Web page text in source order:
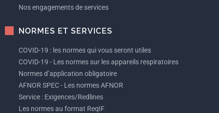
Nos engagements de services
NORMES ET SERVICES
COVID-19 : les normes qui vous seront utiles
COVID-19 - Les normes sur les appareils respiratoires
Normes d’application obligatoire
AFNOR SPEC - Les normes AFNOR
Service : Exigences/Redlines
Les normes au format ReqIF